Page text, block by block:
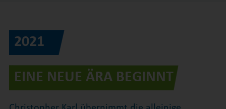
2021
EINE NEUE ÄRA BEGINNT